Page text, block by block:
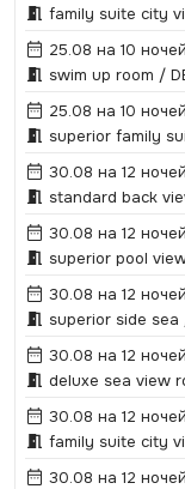
family suite city
25.08 на 10 ночей
swim up room /
25.08 на 10 ночей
superior family
30.08 на 12 ночей
standard back
30.08 на 12 ночей
superior pool
30.08 на 12 ночей
superior side
30.08 на 12 ночей
deluxe sea view
30.08 на 12 ночей
family suite city
30.08 на 12 ночей